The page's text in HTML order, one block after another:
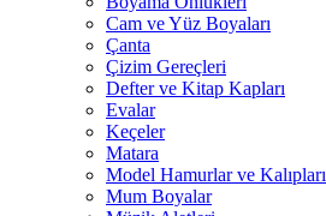
Cam ve Yüz Boyaları
Çanta
Çizim Gereçleri
Defter ve Kitap Kapları
Evalar
Keçeler
Matara
Model Hamurlar ve Kalıpları
Mum Boyalar